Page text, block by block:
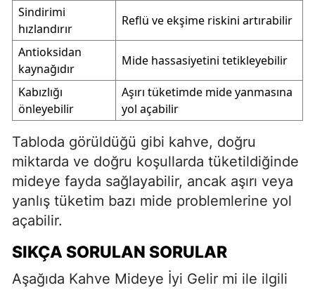
Sindirimi
hızlandırır
Reflü ve ekşime riskini artırabilir
Antioksidan
kaynağıdır
Mide hassasiyetini tetikleyebilir
Kabızlığı
önleyebilir
Aşırı tüketimde mide yanmasına
yol açabilir
Tabloda görüldüğü gibi kahve, doğru
miktarda ve doğru koşullarda tüketildiğinde
mideye fayda sağlayabilir, ancak aşırı veya
yanlış tüketim bazı mide problemlerine yol
açabilir.
SIKÇA SORULAN SORULAR
Aşağıda Kahve Mideye İyi Gelir mi ile ilgili